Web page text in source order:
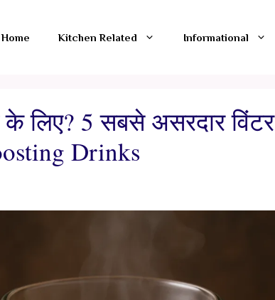
Home Kitchen Related Informational
के लिए? 5 सबसे असरदार विंटर
Drinks